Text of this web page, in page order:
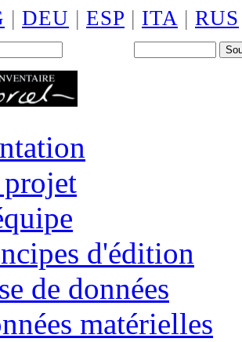
| DEU | ESP | ITA | RUS
d'édition
de données
matérielles